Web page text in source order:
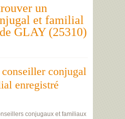
un
et familial
GLAY (25310)
conjugal
enregistré
conjugaux et familiaux